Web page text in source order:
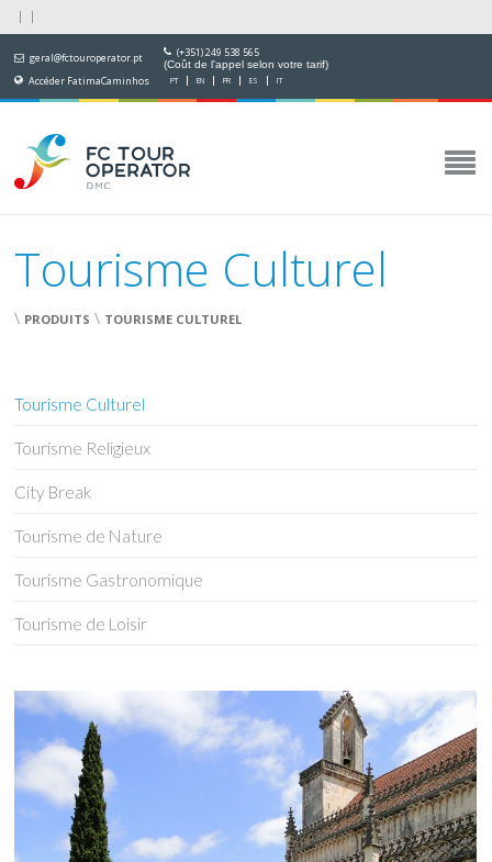
geral@fctouroperator.pt (+351) 249 538 565
(Coût de l'appel selon votre tarif)
Accéder FatimaCaminhos PT EN FR ES IT
Tourisme Culturel
\ PRODUITS \ TOURISME CULTUREL
Tourisme Culturel
Tourisme Religieux
City Break
Tourisme de Nature
Tourisme Gastronomique
Tourisme de Loisir